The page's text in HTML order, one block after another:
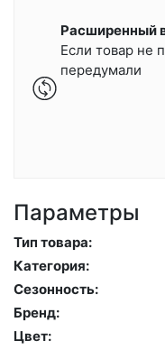
Расширенный
Если товар не
передумали
Параметры
Тип товара:
Категория:
Сезонность:
Бренд:
Цвет: